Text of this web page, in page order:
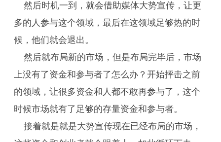
然后时机一到，就会借助媒体大势宣传，让更
多的人参与这个领域，最后在这领域足够热的时
候，他们就会退出。
然后就布局新的市场，但是布局完毕后，市场
上没有了资金和参与者了怎么办？开始抨击之前
的领域，让很多资金和人都不敢再参与了，这个
时候市场就有了足够的存量资金和参与者。
接着就是就是大势宣传现在已经布局的市场，